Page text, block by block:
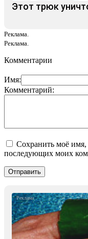
Этот трюк
Реклама.
Реклама.
Комментарии
Имя:
Комментарий:
Сохранить моё имя,
последующих моих